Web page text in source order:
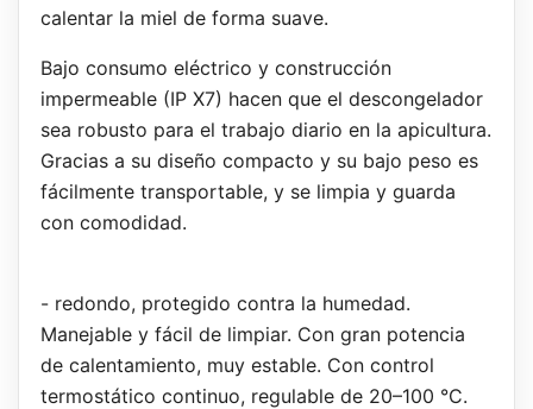
calentar la miel de forma suave.
Bajo consumo eléctrico y construcción
impermeable (IP X7) hacen que el descongelador
sea robusto para el trabajo diario en la apicultura.
Gracias a su diseño compacto y su bajo peso es
fácilmente transportable, y se limpia y guarda
con comodidad.
- redondo, protegido contra la humedad.
Manejable y fácil de limpiar. Con gran potencia
de calentamiento, muy estable. Con control
termostático continuo, regulable de 20–100 °C.